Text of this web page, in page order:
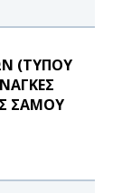
(ΤΥΠΟΥ
ΣΑΜΟΥ